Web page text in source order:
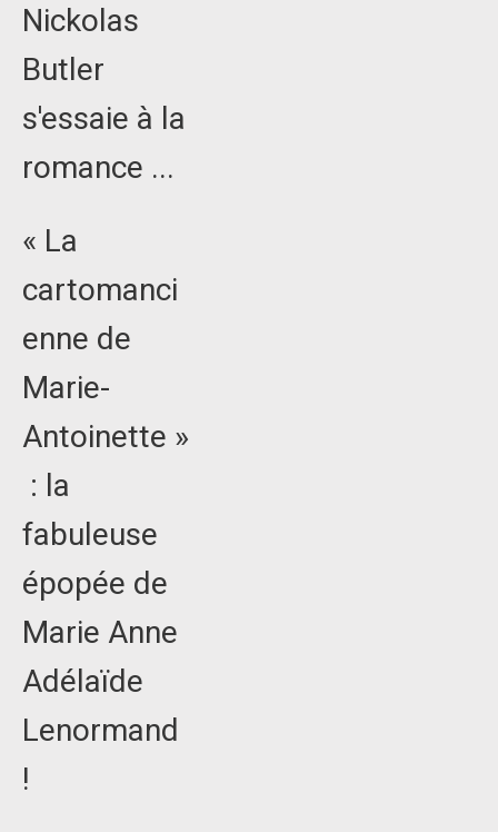
Nickolas
Butler
s'essaie à la
romance ...
« La
cartomanci
enne de
Marie-
Antoinette »
: la
fabuleuse
épopée de
Marie Anne
Adélaïde
Lenormand
!